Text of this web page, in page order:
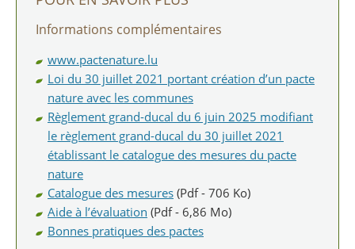
Informations complémentaires
www.pactenature.lu
Loi du 30 juillet 2021 portant création d’un pacte
nature avec les communes
Règlement grand-ducal du 6 juin 2025 modifiant
le règlement grand-ducal du 30 juillet 2021
établissant le catalogue des mesures du pacte
nature
Catalogue des mesures (Pdf - 706 Ko)
Aide à l’évaluation (Pdf - 6,86 Mo)
Bonnes pratiques des pactes